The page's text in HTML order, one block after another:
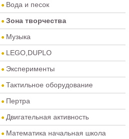
Вода и песок
Зона творчества
Музыка
LEGO,DUPLO
Эксперименты
Тактильное оборудование
Пертра
Двигательная активность
Математика начальная школа